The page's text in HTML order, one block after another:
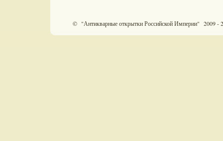
© "Антикварные открытки Российской Империи" 2009 -